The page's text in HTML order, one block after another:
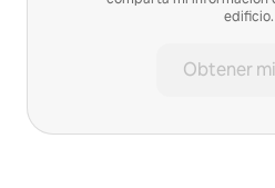
edificio.
Obtener